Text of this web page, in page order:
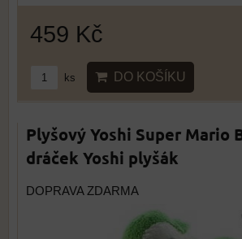
459 Kč
ks DO KOŠÍKU
Plyšový Yoshi Super Mario
dráček Yoshi plyšák
DOPRAVA ZDARMA